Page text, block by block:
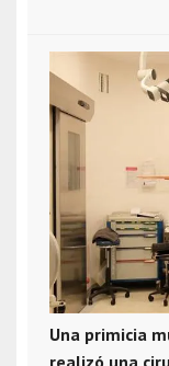
Una primicia
realizó una